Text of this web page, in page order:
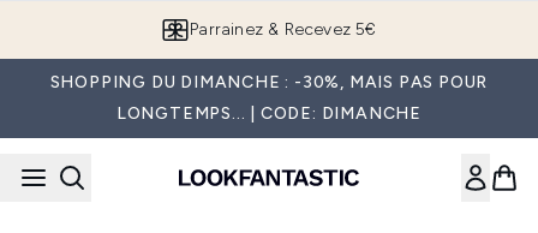
Parrainez & Recevez 5€
SHOPPING DU DIMANCHE : -30%, MAIS PAS POUR
LONGTEMPS... | CODE: DIMANCHE